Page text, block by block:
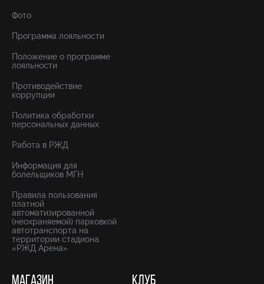
Фото
Программа лояльности
Положение о программе
лояльности
Противодействие
коррупции
Политика обработки
персональных данных
Работа в РЖД
Информация для
болельщиков МГН
Правила пользования
платной
автоматизированной
(неохраняемой) парковкой
автотранспорта на
территории стадиона
«РЖД Арена»
МАГАЗИН КЛУБ